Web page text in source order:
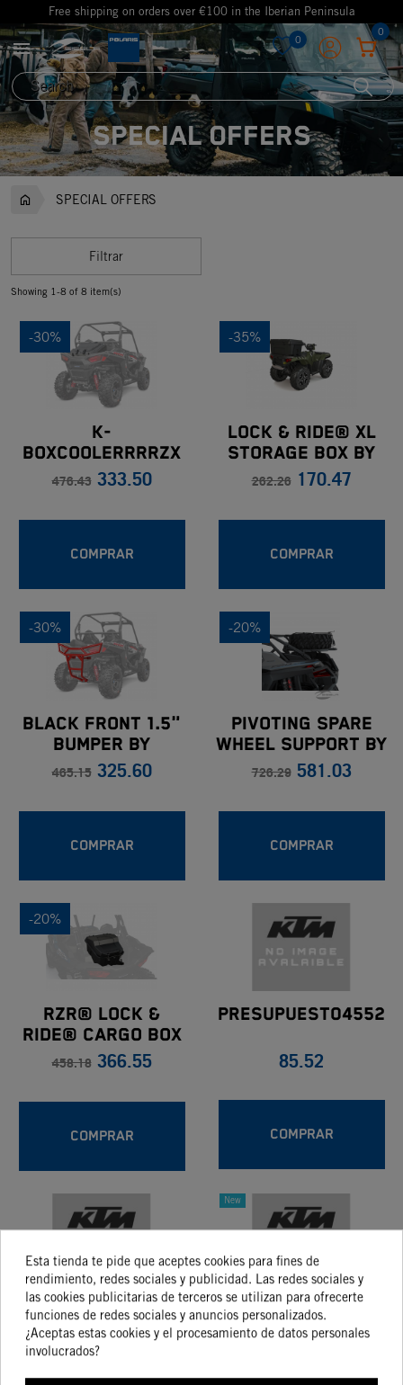
Free shipping on orders over €100 in the Iberian Peninsula

favorite
0
0
SPECIAL OFFERS
SPECIAL OFFERS
Filtrar
Showing 1-8 of 8 item(s)
-30%
K-
BOXCOOLERRRRZX
476.43 333.50
COMPRAR
-35%
LOCK & RIDE® XL
STORAGE BOX BY
POLARIS
262.26 170.47
COMPRAR
-30%
BLACK FRONT 1.5"
BUMPER BY
POLARIS
465.15 325.60
COMPRAR
-20%
PIVOTING SPARE
WHEEL SUPPORT BY
POLARIS RZR PRO
726.29 581.03
COMPRAR
-20%
RZR® LOCK &
RIDE® CARGO BOX
BY POLARIS
458.18 366.55
COMPRAR
Presupuesto4552
85.52
COMPRAR
PRES 4942
158.32
New
P4964
Esta tienda te pide que aceptes cookies para fines de
rendimiento, redes sociales y publicidad. Las redes sociales y
las cookies publicitarias de terceros se utilizan para ofrecerte
funciones de redes sociales y anuncios personalizados.
¿Aceptas estas cookies y el procesamiento de datos personales
involucrados?